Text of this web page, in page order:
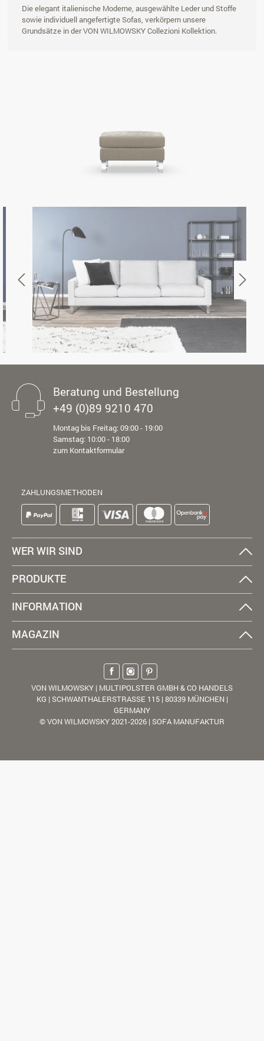
Die elegant italienische Moderne, ausgewählte Leder und Stoffe
sowie individuell angefertigte Sofas, verkörpern unsere
Grundsätze in der VON WILMOWSKY Collezioni Kollektion.
Beratung und Bestellung
+49 (0)89 9210 470
Montag bis Freitag: 09:00 - 19:00
Samstag: 10:00 - 18:00
zum Kontaktformular
ZAHLUNGSMETHODEN
WER WIR SIND
PRODUKTE
INFORMATION
MAGAZIN
VON WILMOWSKY | MULTIPOLSTER GMBH & CO HANDELS
KG | SCHWANTHALERSTRASSE 115 | 80339 MÜNCHEN |
GERMANY
© VON WILMOWSKY 2021-2026 | SOFA MANUFAKTUR